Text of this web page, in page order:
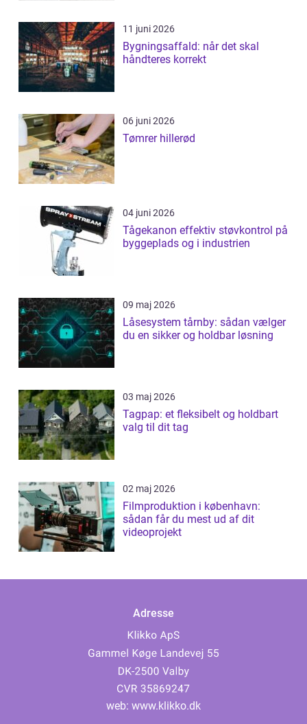
11 juni 2026
Bygningsaffald: når det skal
håndteres korrekt
06 juni 2026
Tømrer hillerød
04 juni 2026
Tågekanon effektiv støvkontrol på
byggeplads og i industrien
09 maj 2026
Låsesystem tårnby: sådan vælger
du en sikker og holdbar løsning
03 maj 2026
Tagpap: et fleksibelt og holdbart
valg til dit tag
02 maj 2026
Filmproduktion i københavn:
sådan får du mest ud af dit
videoprojekt
Adresse
web: www.klikko.dk